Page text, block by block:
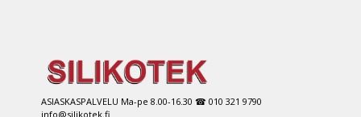
ASIASKASPALVELU Ma-pe 8.00-16.30 ☎ 010 321 9790
info@silikotek.fi